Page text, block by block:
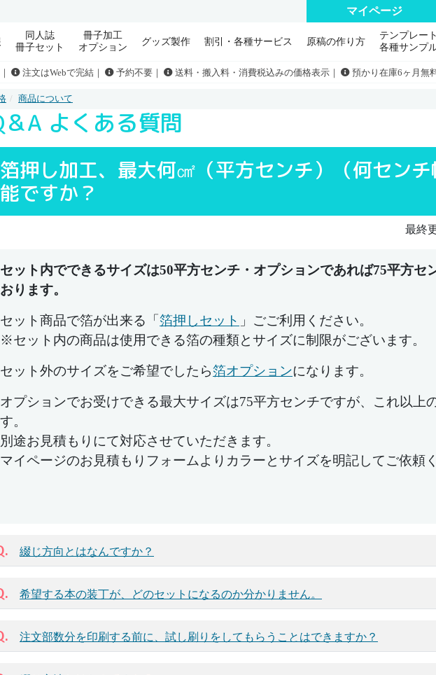
マイページ
同人誌
冊子セット
冊子加工
オプション
グッズ製作 割引・各種サービス 原稿の作り方
テンプレート
各種サンプ
注文はWebで完結｜ 予約不要｜ 送料・搬入料・消費税込みの価格表示｜ 預かり在庫6ヶ月無
商品について
＆A よくある質問
箔押し加工、最大何㎠（平方センチ）（何セン
能ですか？
最終
セット内でできるサイズは50平方センチ・オプションであれば75平方セ
おります。
セット商品で箔が出来る「 箔押しセット 」ごご利用ください。
※セット内の商品は使用できる箔の種類とサイズに制限がございます。
セット外のサイズをご希望でしたら箔オプションになります。
オプションでお受けできる最大サイズは75平方センチですが、これ以上
す。
別途お見積もりにて対応させていただきます。
マイページのお見積もりフォームよりカラーとサイズを明記してご依頼く
綴じ方向とはなんですか？
希望する本の装丁が、どのセットになるのか分かりません。
注文部数分を印刷する前に、試し刷りをしてもらうことはできますか？